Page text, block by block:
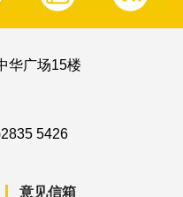
华广场15楼
5426
意见信箱